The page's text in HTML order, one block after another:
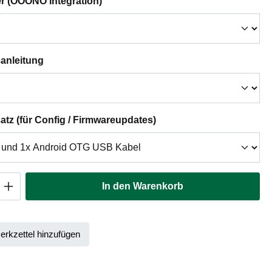
(für Config / Firmwareupdates)auswählen
Anzahl: Gib den gewünschten Wert ein
In den Warenkorb
hinzufügen